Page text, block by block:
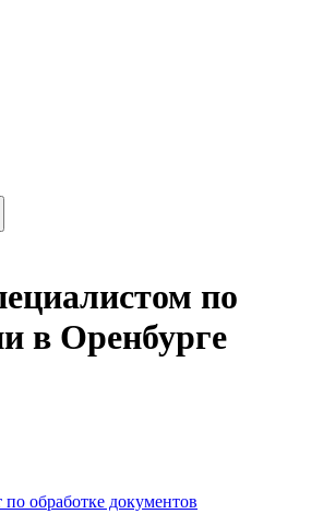
по
в Оренбурге
обработке документов